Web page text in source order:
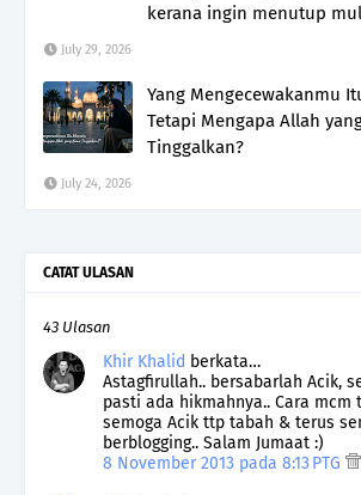
kerana ingin menutup
July 29, 2026
Yang Mengecewakanmu
Tetapi Mengapa Allah
Tinggalkan?
July 24, 2026
CATAT ULASAN
43 Ulasan
Khir Khalid berkata…
Astagfirullah.. bersabarlah Acik,
pasti ada hikmahnya.. Cara mcm
semoga Acik ttp tabah & terus
berblogging.. Salam Jumaat :)
8 November 2013 pada 8:13 PTG